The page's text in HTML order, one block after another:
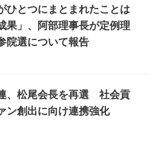
ひとつにまとまれたことは
果」、阿部理事長が定例理
院選について報告
、松尾会長を再選 社会貢
ン創出に向け連携強化